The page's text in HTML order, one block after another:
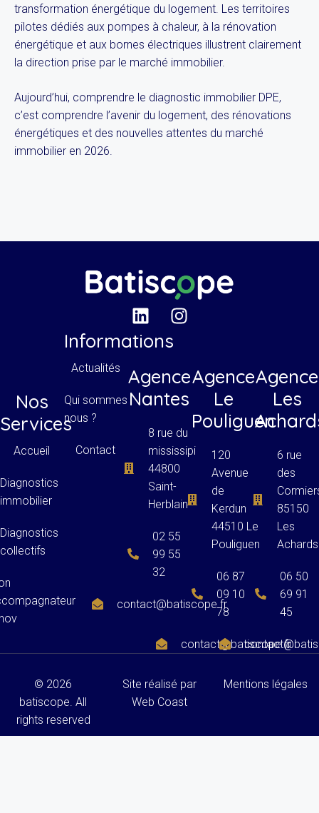
transformation énergétique du logement. Les territoires
pilotes dédiés aux pompes à chaleur, à la rénovation
énergétique et aux bornes électriques illustrent clairement
la direction prise par le marché immobilier.
Aujourd’hui, comprendre le diagnostic immobilier DPE,
c’est comprendre l’avenir du logement, des rénovations
énergétiques et des nouvelles attentes du marché
immobilier en 2026.
Nos
Services
Accueil
Diagnostics
immobilier
Diagnostics
collectifs
Informations
Actualités
Qui sommes
nous ?
Contact
Agence
Nantes
8 rue du
mississipi
44800
Saint-
Herblain
02 55
99 55
32
contact@batiscope.fr
Agence
Le
Pouliguen
120
Avenue
de
Kerdun
44510 Le
Pouliguen
06 87
09 10
78
contact@batiscope.fr
Agence
Les
6 rue
des
85150
Les
Achards
06 50
69 91
45
© 2026
batiscope. All
rights reserved
Site réalisé par
Web Coast
Mentions légales